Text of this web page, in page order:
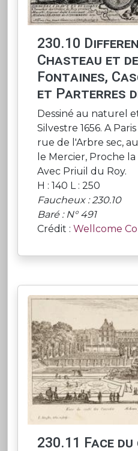
230.10
Chasteau et
Fontaines,
et Parterres
Dessiné au naturel
Silvestre 1656. A
rue de l'Arbre sec,
le Mercier, Proche
Avec Priuil du Roy.
H : 140 L : 250
Faucheux : 230.10
Baré : N° 491
Crédit : Wellcome
230.11 Face